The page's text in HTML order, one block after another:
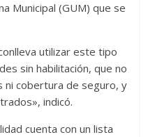
Municipal (GUM) que se
utilizar este tipo
sin habilitación, que no
ni cobertura de seguro, y
indicó.
cuenta con un lista